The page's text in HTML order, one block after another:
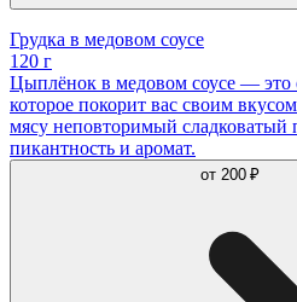
Грудка в медовом соусе
120 г
Цыплёнок в медовом соусе — это
которое покорит вас своим
мясу неповторимый
пикантность и аромат.
от 200 ₽